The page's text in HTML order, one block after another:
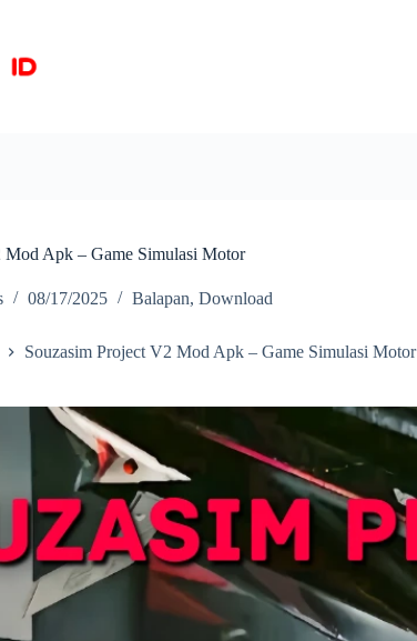
Mod Apk – Game Simulasi Motor
08/17/2025 Balapan, Download
Souzasim Project V2 Mod Apk – Game Simulasi Motor